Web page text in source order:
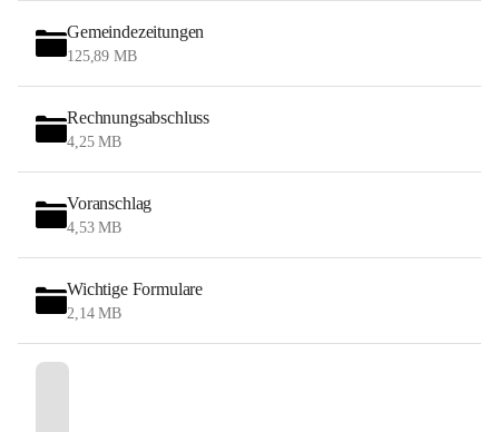
Gemeindezeitungen
125,89 MB
Rechnungsabschluss
4,25 MB
Voranschlag
4,53 MB
Wichtige Formulare
2,14 MB